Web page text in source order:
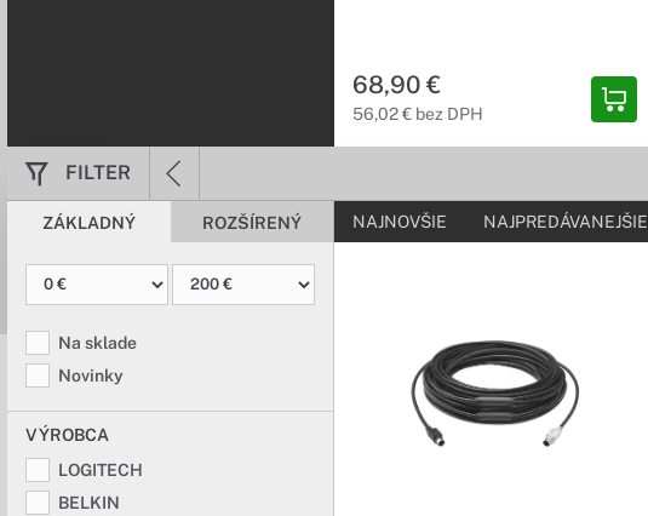
68,90 €
56,02 € bez DPH
FILTER
ZÁKLADNÝ ROZŠÍRENÝ
Na sklade
Novinky
VÝROBCA
LOGITECH
BELKIN
NAJNOVŠIE NAJPREDÁVANEJŠIE